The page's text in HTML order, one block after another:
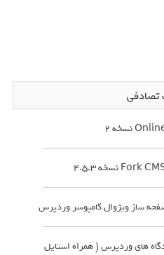
تصادفی
های وردپرس ( همراه استایل